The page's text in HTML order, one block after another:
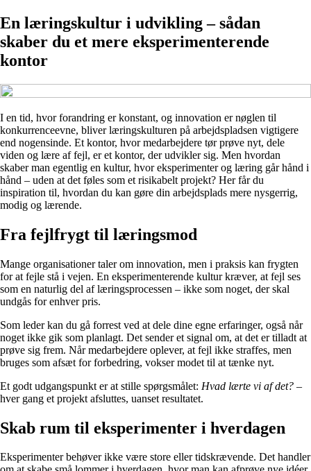
En læringskultur i udvikling – sådan
skaber du et mere eksperimenterende
kontor
I en tid, hvor forandring er konstant, og innovation er nøglen til
konkurrenceevne, bliver læringskulturen på arbejdspladsen vigtigere
end nogensinde. Et kontor, hvor medarbejdere tør prøve nyt, dele
viden og lære af fejl, er et kontor, der udvikler sig. Men hvordan
skaber man egentlig en kultur, hvor eksperimenter og læring går hånd i
hånd – uden at det føles som et risikabelt projekt? Her får du
inspiration til, hvordan du kan gøre din arbejdsplads mere nysgerrig,
modig og lærende.
Fra fejlfrygt til læringsmod
Mange organisationer taler om innovation, men i praksis kan frygten
for at fejle stå i vejen. En eksperimenterende kultur kræver, at fejl ses
som en naturlig del af læringsprocessen – ikke som noget, der skal
undgås for enhver pris.
Som leder kan du gå forrest ved at dele dine egne erfaringer, også når
noget ikke gik som planlagt. Det sender et signal om, at det er tilladt at
prøve sig frem. Når medarbejdere oplever, at fejl ikke straffes, men
bruges som afsæt for forbedring, vokser modet til at tænke nyt.
Et godt udgangspunkt er at stille spørgsmålet: Hvad lærte vi af det? –
hver gang et projekt afsluttes, uanset resultatet.
Skab rum til eksperimenter i hverdagen
Eksperimenter behøver ikke være store eller tidskrævende. Det handler